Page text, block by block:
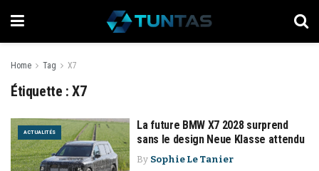
Home Tag X7
Étiquette :X7
ACTUALITÉS
La future BMW X7 2028 surprend
sans le design Neue Klasse attendu
By Sophie Le Tanier